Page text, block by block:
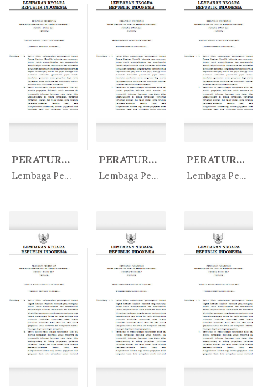
PERATURAN LEMBAGA PENJAMIN SIMPA...
Lembaga Penjamin Simpanan
In Peratur...
PERATURAN LEMBAGA PENJAMIN SIMPA...
Lembaga Penjamin Simpanan
In Peratur...
PERATURAN LEMBAGA PENJAMIN SIMPA...
Lembaga Penjamin Simpanan
In Peratur...